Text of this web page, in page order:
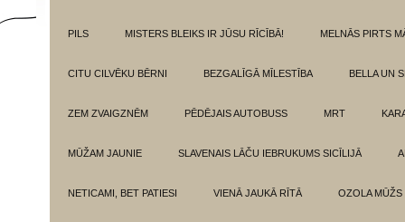
PILS MISTERS BLEIKS IR JŪSU RĪCĪBĀ! MELNĀS PIRTS
CITU CILVĒKU BĒRNI BEZGALĪGĀ MĪLESTĪBA BELLA UN
ZEM ZVAIGZNĒM PĒDĒJAIS AUTOBUSS MRT
MŪŽAM JAUNIE SLAVENAIS LĀČU IEBRUKUMS SICĪLIJĀ
NETICAMI, BET PATIESI VIENĀ JAUKĀ RĪTĀ OZOLA MŪŽS